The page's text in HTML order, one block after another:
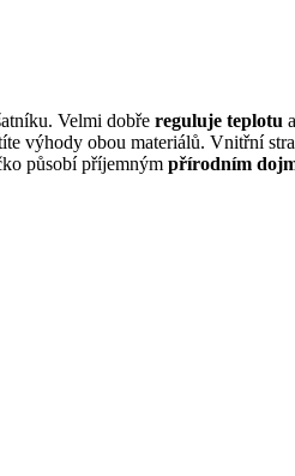
Velmi dobře reguluje teplotu a
výhody obou materiálů. Vnitřní
působí příjemným přírodním